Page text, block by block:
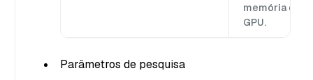
memória da
GPU.
Parâmetros de pesquisa